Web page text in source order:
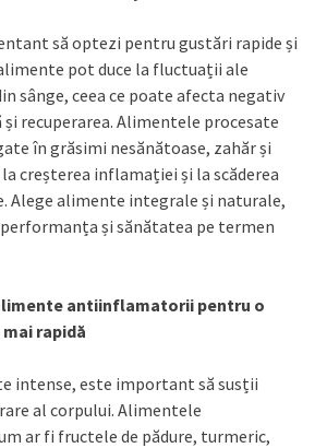
să optezi pentru gustări rapide și
pot duce la fluctuații ale
sânge, ceea ce poate afecta negativ
recuperarea. Alimentele procesate
în grăsimi nesănătoase, zahăr și
creșterea inflamației și la scăderea
Alege alimente integrale și naturale,
și sănătatea pe termen
antiinflamatorii pentru o
rapidă
intense, este important să susții
al corpului. Alimentele
ar fi fructele de pădure, turmeric,